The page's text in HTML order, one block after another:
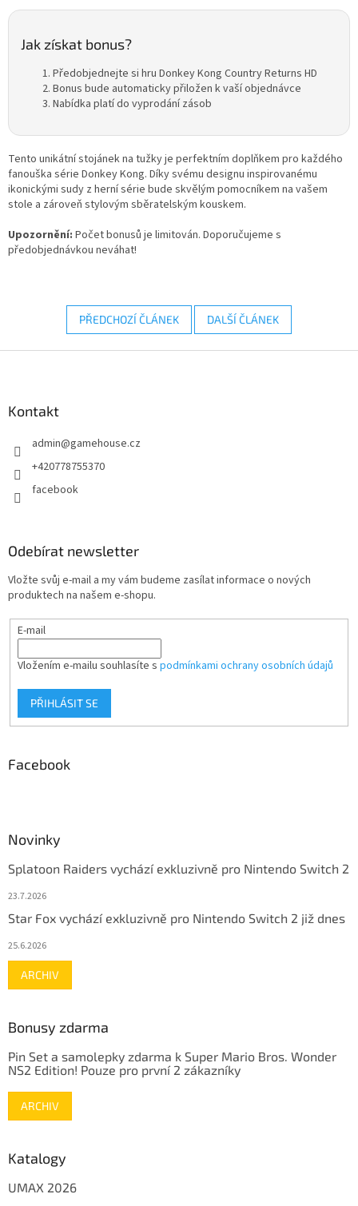
Jak získat bonus?
Předobjednejte si hru Donkey Kong Country Returns HD
Bonus bude automaticky přiložen k vaší objednávce
Nabídka platí do vyprodání zásob
Tento unikátní stojánek na tužky je perfektním doplňkem pro každého
fanouška série Donkey Kong. Díky svému designu inspirovanému
ikonickými sudy z herní série bude skvělým pomocníkem na vašem
stole a zároveň stylovým sběratelským kouskem.
Upozornění: Počet bonusů je limitován. Doporučujeme s
předobjednávkou neváhat!
PŘEDCHOZÍ ČLÁNEK DALŠÍ ČLÁNEK
Kontakt
admin@gamehouse.cz
+420778755370
facebook
Odebírat newsletter
Vložte svůj e-mail a my vám budeme zasílat informace o nových
produktech na našem e-shopu.
E-mail
Vložením e-mailu souhlasíte s podmínkami ochrany osobních údajů
PŘIHLÁSIT SE
Facebook
Novinky
Splatoon Raiders vychází exkluzivně pro Nintendo Switch 2
23.7.2026
Star Fox vychází exkluzivně pro Nintendo Switch 2 již dnes
25.6.2026
ARCHIV
Bonusy zdarma
Pin Set a samolepky zdarma k Super Mario Bros. Wonder
NS2 Edition! Pouze pro první 2 zákazníky
ARCHIV
Katalogy
UMAX 2026